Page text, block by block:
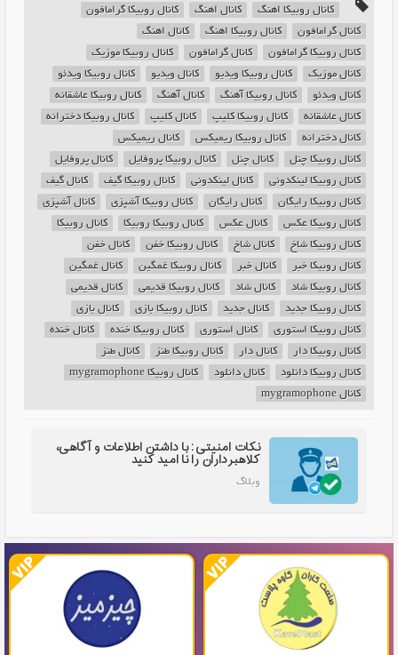
کانال روبیکا اهنگ کانال اهنگ
کانال روبیکا گرامافون
کانال گرامافون
کانال روبیکا اهنگ
کانال اهنگ
کانال روبیکا گرامافون
کانال گرامافون
کانال روبیکا موزیک
کانال موزیک
کانال روبیکا ویدیو کانال ویدیو
کانال روبیکا ویدئو
کانال ویدئو
کانال روبیکا آهنگ کانال آهنگ
کانال روبیکا عاشقانه
کانال عاشقانه
کانال روبیکا کلیپ کانال کلیپ
کانال روبیکا دخترانه
کانال دخترانه
کانال روبیکا ریمیکس
کانال ریمیکس
کانال روبیکا چنل
کانال چنل کانال روبیکا پروفایل
کانال پروفایل
کانال روبیکا لینکدونی
کانال لینکدونی کانال روبیکا گیف
کانال گیف
کانال روبیکا رایگان
کانال رایگان کانال روبیکا آشپزی
کانال آشپزی
کانال روبیکا عکس
کانال عکس کانال روبیکا روبیکا
کانال روبیکا
کانال روبیکا شاخ
کانال شاخ کانال روبیکا خفن
کانال خفن
کانال روبیکا خبر
کانال خبر کانال روبیکا غمگین
کانال غمگین
کانال روبیکا شاد
کانال شاد کانال روبیکا قدیمی
کانال قدیمی
کانال روبیکا جدید
کانال جدید کانال روبیکا بازی
کانال بازی
کانال روبیکا استوری
کانال استوری کانال روبیکا خنده
کانال خنده
کانال روبیکا دار
کانال دار کانال روبیکا طنز
کانال طنز
کانال روبیکا دانلود
کانال دانلود
کانال روبیکا mygramophone
کانال mygramophone
نکات امنیتی: با داشتن اطلاعات و آگاهی،
کلاهبرداران را نا امید کنید
وبلاگ